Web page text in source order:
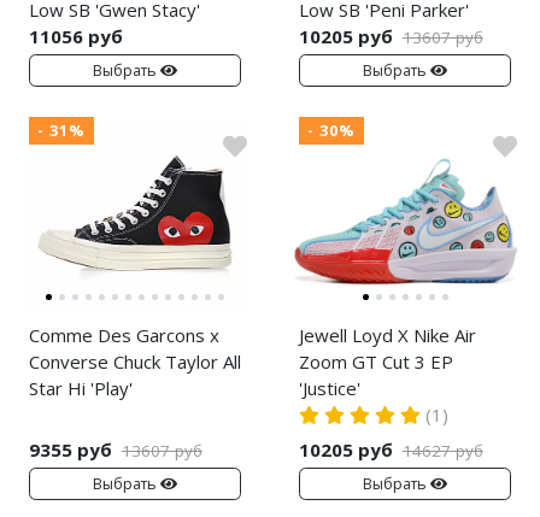
Low SB 'Gwen Stacy'
11056 руб
Выбрать
Low SB 'Peni Parker'
10205 руб 13607 руб
Выбрать
- 31%
Comme Des Garcons x
Converse Chuck Taylor All
Star Hi 'Play'
9355 руб 13607 руб
Выбрать
- 30%
Jewell Loyd X Nike Air
Zoom GT Cut 3 EP
'Justice'
(1)
10205 руб 14627 руб
Выбрать